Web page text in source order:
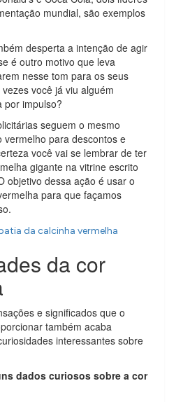
mundial, são exemplos
desperta a intenção de agir
é outro motivo que leva
nesse tom para os seus
você já viu alguém
por impulso?
seguem o mesmo
vermelho para descontos e
você vai se lembrar de ter
gigante na vitrine escrito
objetivo dessa ação é usar o
para que façamos
da calcinha vermelha
da cor
e significados que o
também acaba
interessantes sobre
dados curiosos sobre a cor